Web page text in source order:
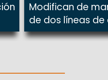
Modifican de
de dos líneas